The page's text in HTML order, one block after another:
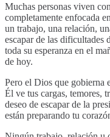
Muchas personas viven
completamente enfocada
un trabajo, una relación,
escapar de las dificultades
toda su esperanza en el
de hoy.
Pero el Dios que gobierna
Él ve tus cargas, temores,
deseo de escapar de la
están preparando tu